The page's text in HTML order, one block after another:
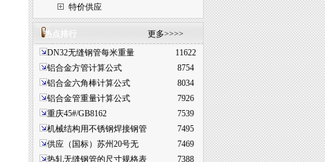
特价供应
热点排行
更多>>>>
DN32无缝钢管每米重量
11622
铝合金方管计算公式
8754
铝合金六角棒计算公式
8034
铝合金管重量计算公式
7926
重庆45#/GB8162
7539
机械结构用不锈钢焊接钢管
7495
供应（国标）苏州20号无
7469
热轧无缝钢管的尺寸规格表
7388